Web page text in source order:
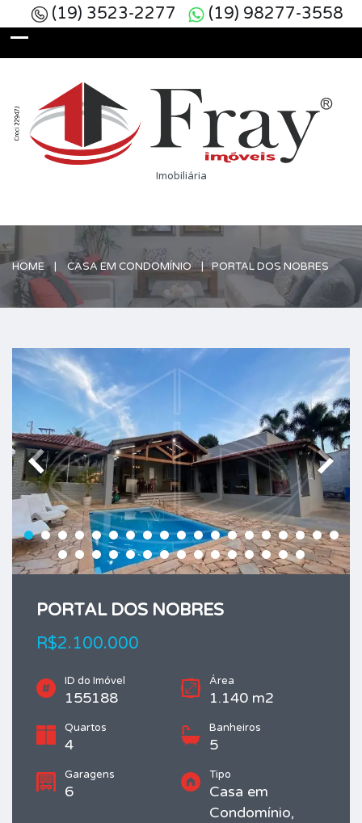
(19) 98277-3558
(19) 3523-2277
Imobiliária
HOME CASA EM CONDOMÍNIO PORTAL DOS NOBRES
PORTAL DOS NOBRES
R$2.100.000
ID do Imóvel
155188
Área
1.140 m2
Quartos
4
Banheiros
5
Garagens
6
Tipo
Casa em
Condomínio,